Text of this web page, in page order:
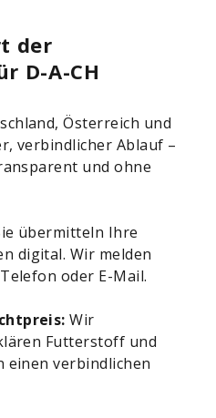
der
D-A-CH
Österreich und
verbindlicher Ablauf –
und ohne
übermitteln Ihre
digital. Wir melden
oder E-Mail.
Wir
Futterstoff und
einen verbindlichen